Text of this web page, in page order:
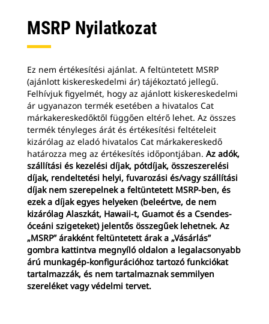
MSRP Nyilatkozat
Ez nem értékesítési ajánlat. A feltüntetett MSRP
(ajánlott kiskereskedelmi ár) tájékoztató jellegű.
Felhívjuk figyelmét, hogy az ajánlott kiskereskedelmi
ár ugyanazon termék esetében a hivatalos Cat
márkakereskedőktől függően eltérő lehet. Az összes
termék tényleges árát és értékesítési feltételeit
kizárólag az eladó hivatalos Cat márkakereskedő
határozza meg az értékesítés időpontjában. Az adók,
szállítási és kezelési díjak, pótdíjak, összeszerelési
díjak, rendeltetési helyi, fuvarozási és/vagy szállítási
díjak nem szerepelnek a feltüntetett MSRP-ben, és
ezek a díjak egyes helyeken (beleértve, de nem
kizárólag Alaszkát, Hawaii-t, Guamot és a Csendes-
óceáni szigeteket) jelentős összegűek lehetnek. Az
„MSRP” árakként feltüntetett árak a „Vásárlás”
gombra kattintva megnyíló oldalon a legalacsonyabb
árú munkagép-konfigurációhoz tartozó funkciókat
tartalmazzák, és nem tartalmaznak semmilyen
szereléket vagy védelmi tervet.